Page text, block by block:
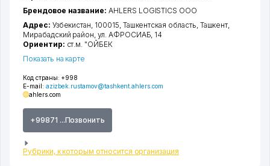
Код страны: +998
E-mail: azizbek.rustamov@tashkent.ahlers.com
ahlers.com
+99871 ...Позвонить
Рубрики, к которым относится организация
Брендовое название: AHLERS LOGISTICS ООО
Адрес: Узбекистан, 100015, Ташкентская область, Ташкент,
Мирабадский район,ул. АФРОСИАБ, 14
Ориентир: ст.м. "ОЙБЕК
Показать на карте